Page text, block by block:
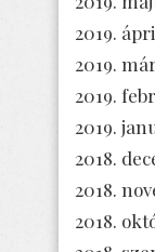
2019.
2019.
2019.
2019.
2018.
2018.
2018.